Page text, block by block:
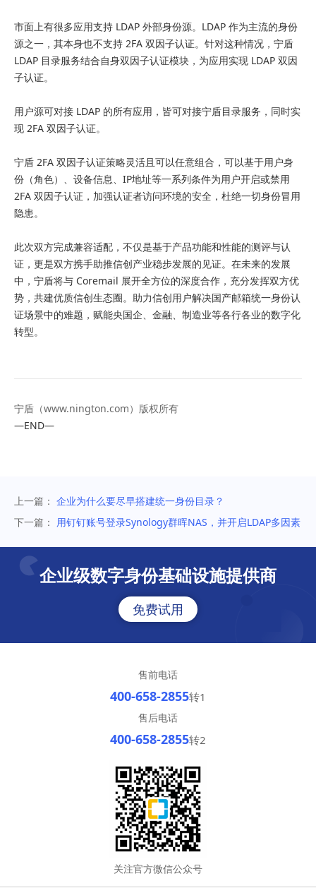
市面上有很多应用支持 LDAP 外部身份源。LDAP 作为主流的身份
源之一，其本身也不支持 2FA 双因子认证。针对这种情况，宁盾
LDAP 目录服务结合自身双因子认证模块，为应用实现 LDAP 双因
子认证。
用户源可对接 LDAP 的所有应用，皆可对接宁盾目录服务，同时实
现 2FA 双因子认证。
宁盾 2FA 双因子认证策略灵活且可以任意组合，可以基于用户身
份（角色）、设备信息、IP地址等一系列条件为用户开启或禁用
2FA 双因子认证，加强认证者访问环境的安全，杜绝一切身份冒用
隐患。
此次双方完成兼容适配，不仅是基于产品功能和性能的测评与认
证，更是双方携手助推信创产业稳步发展的见证。在未来的发展
中，宁盾将与 Coremail 展开全方位的深度合作，充分发挥双方优
势，共建优质信创生态圈。助力信创用户解决国产邮箱统一身份认
证场景中的难题，赋能央国企、金融、制造业等各行各业的数字化
转型。
宁盾（www.nington.com）版权所有
—END—
上一篇： 企业为什么要尽早搭建统一身份目录？
下一篇： 用钉钉账号登录Synology群晖NAS，并开启LDAP多因素
企业级数字身份基础设施提供商
免费试用
售前电话
400-658-2855转1
售后电话
400-658-2855转2
关注官方微信公众号